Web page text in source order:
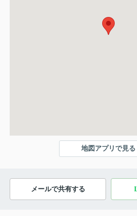
地図アプリで見る
メールで共有する